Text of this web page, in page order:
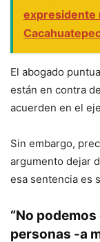
expresidente
El abogado
están en contra
acuerden en el
Sin embargo,
argumento dejar
esa sentencia es
“No
personas -a